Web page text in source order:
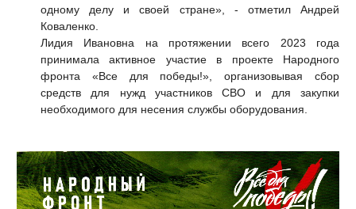
одному делу и своей стране», - отметил Андрей
Коваленко.
Лидия Ивановна на протяжении всего 2023 года
принимала активное участие в проекте Народного
фронта «Все для победы!», организовывая сбор
средств для нужд участников СВО и для закупки
необходимого для несения службы оборудования.